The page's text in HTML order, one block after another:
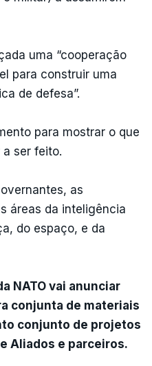
uma “cooperação
para construir uma
de defesa”.
para mostrar o que
ser feito.
as
áreas da inteligência
do espaço, e da
NATO vai anunciar
conjunta de materiais
conjunto de projetos
Aliados e parceiros.